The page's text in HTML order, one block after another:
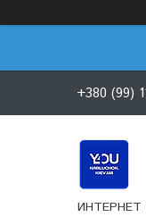
+380 (99)
ИНТЕРНЕТ